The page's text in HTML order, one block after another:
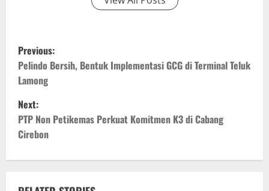
P
o
s
t
n
Previous:
Pelindo Bersih, Bentuk Implementasi GCG di Terminal Teluk
Lamong
Next:
PTP Non Petikemas Perkuat Komitmen K3 di Cabang
Cirebon